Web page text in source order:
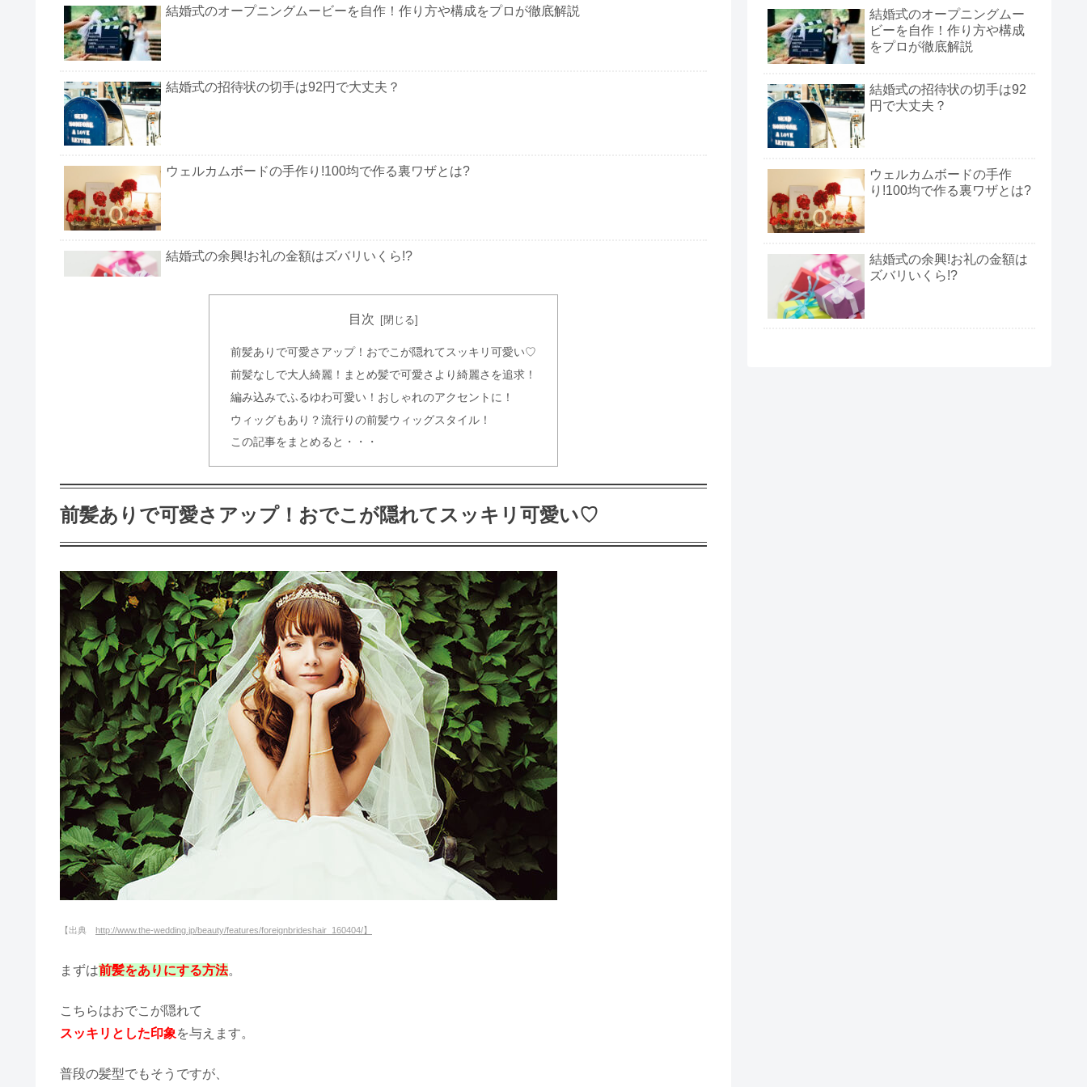
結婚式のオープニングムービーを自作！作り方や構成をプロが徹底解説
結婚式の招待状の切手は92円で大丈夫？
ウェルカムボードの手作り!100均で作る裏ワザとは?
結婚式の余興!お礼の金額はズバリいくら!?
ウェディングドレスのオーダー!値段は意外と安い!?
結婚式受付のお礼の書き方 メッセージ文例アリ！
結婚式は髪型で花嫁の魅力をアップ!面長編
結婚式の祝儀の金額は?気になるお返しマナー徹底解説!
もうすぐ結婚式！髪型で花嫁も小顔になる？
教員が結婚式を挙げる時期はいつがベスト？
神田うののウェディングドレスの値段は？
ホントに迷惑??ゴールデンウィーク結婚式の招待マナーを徹底解説
目次
前髪ありで可愛さアップ！おでこが隠れてスッキリ可愛い♡
前髪なしで大人綺麗！まとめ髪で可愛さより綺麗さを追求！
編み込みでふるゆわ可愛い！おしゃれのアクセントに！
ウィッグもあり？流行りの前髪ウィッグスタイル！
この記事をまとめると・・・
前髪ありで可愛さアップ！おでこが隠れてスッキリ可愛い♡
【出典 http://www.the-wedding.jp/beauty/features/foreignbrideshair_160404/】
まずは前髪をありにする方法。
こちらはおでこが隠れて
スッキリとした印象を与えます。
普段の髪型でもそうですが、
結婚式のオープニングムー
ビーを自作！作り方や構成
をプロが徹底解説
結婚式の招待状の切手は92
円で大丈夫？
ウェルカムボードの手作
り!100均で作る裏ワザとは?
結婚式の余興!お礼の金額は
ズバリいくら!?